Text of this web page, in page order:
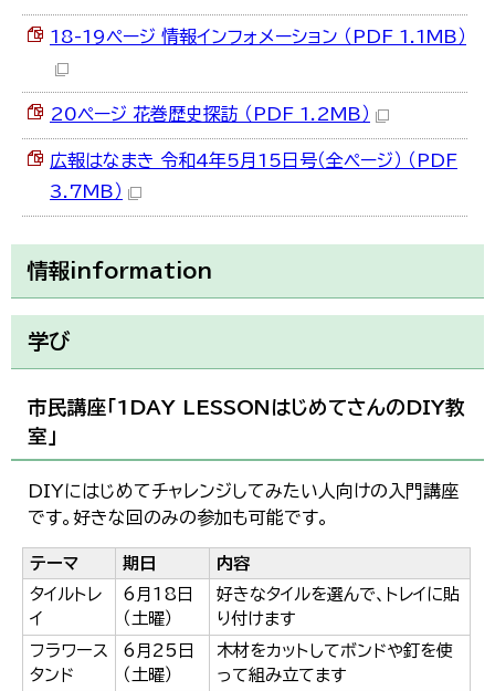
18-19ページ 情報インフォメーション （PDF 1.1MB）
20ページ 花巻歴史探訪 （PDF 1.2MB）
広報はなまき 令和4年5月15日号（全ページ） （PDF
3.7MB）
情報information
学び
市民講座「1DAY LESSONはじめてさんのDIY教
室」
DIYにはじめてチャレンジしてみたい人向けの入門講座
です。好きな回のみの参加も可能です。
テーマ 期日
内容
タイルトレ
イ
6月18日
（土曜）
好きなタイルを選んで、トレイに貼
り付けます
フラワース
タンド
6月25日
（土曜）
木材をカットしてボンドや釘を使
って組み立てます